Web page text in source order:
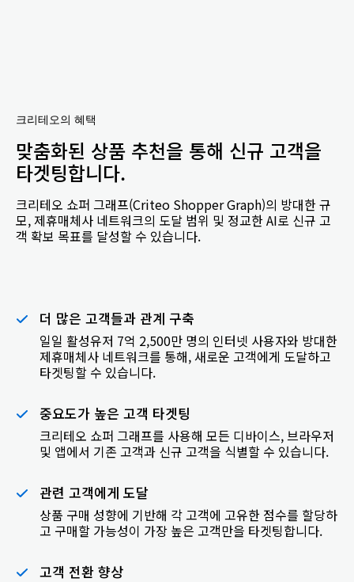
크리테오의 혜택
맞춤화된 상품 추천을 통해 신규 고객을
타겟팅합니다.
크리테오 쇼퍼 그래프(Criteo Shopper Graph)의 방대한 규
모, 제휴매체사 네트워크의 도달 범위 및 정교한 AI로 신규 고
객 확보 목표를 달성할 수 있습니다.
더 많은 고객들과 관계 구축
일일 활성유저 7억 2,500만 명의 인터넷 사용자와 방대한
제휴매체사 네트워크를 통해, 새로운 고객에게 도달하고
타겟팅할 수 있습니다.
중요도가 높은 고객 타겟팅
크리테오 쇼퍼 그래프를 사용해 모든 디바이스, 브라우저
및 앱에서 기존 고객과 신규 고객을 식별할 수 있습니다.
관련 고객에게 도달
상품 구매 성향에 기반해 각 고객에 고유한 점수를 할당하
고 구매할 가능성이 가장 높은 고객만을 타겟팅합니다.
고객 전환 향상